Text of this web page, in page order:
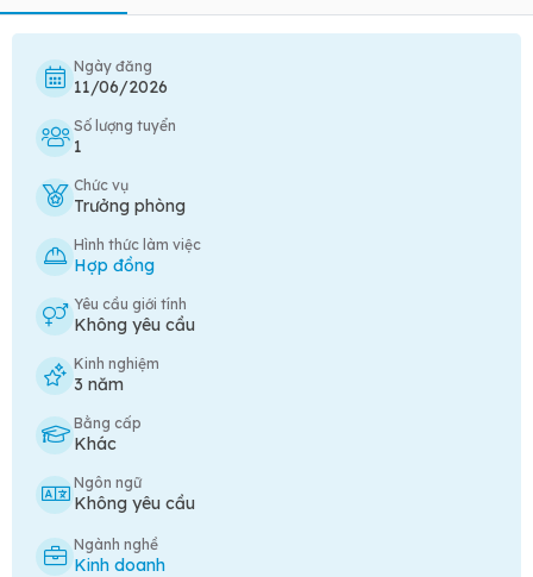
Ngày đăng
11/06/2026
Số lượng tuyển
1
Chức vụ
Trưởng phòng
Hình thức làm việc
Hợp đồng
Yêu cầu giới tính
Không yêu cầu
Kinh nghiệm
3 năm
Bằng cấp
Khác
Ngôn ngữ
Không yêu cầu
Ngành nghề
Kinh doanh